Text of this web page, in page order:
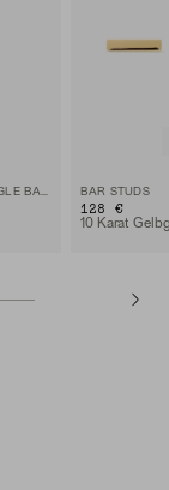
PIERCING STUDIO - SINGLE BAR STUD BAR STUDS
128 €
10 Karat